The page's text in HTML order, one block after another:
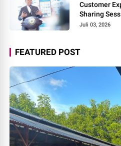
Customer
Sharing
Praktisi
Juli 03, 2026
FEATURED POST